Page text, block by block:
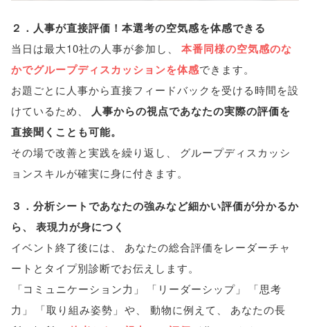
２．人事が直接評価！本選考の空気感を体感できる
当日は最大10社の人事が参加し
本番同様の空気感のな
かでグループディスカッションを体感できます。
お題ごとに人事から直接フィードバックを受ける時間を設
けているため
人事からの視点であなたの実際の評価を
直接聞くことも可能。
その場で改善と実践を繰り返し
グループディスカッシ
ョンスキルが確実に身に付きます。
３．分析シートであなたの強みなど細かい評価が分かるか
ら、 表現力が身につく
イベント終了後には
あなたの総合評価をレーダーチャ
ートとタイプ別診断でお伝えします。
「コミュニケーション力 」 「 リーダーシップ 」 「思考
力 」 「取り組み姿勢 」 や 動物に例えて
あなたの長